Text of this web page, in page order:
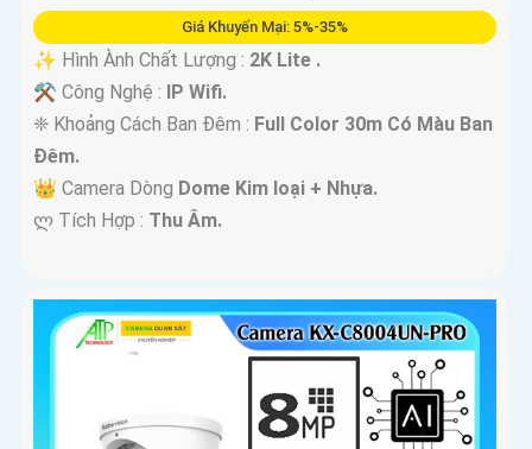
Giá Khuyến Mại: 5%-35%
✨ Hình Ành Chất Lượng : 2K Lite .
⚒ Công Nghệ : IP Wifi.
❈ Khoảng Cách Ban Đêm : Full Color 30m Có Màu Ban
Ðêm.
👑 Camera Dòng Dome Kim loại + Nhựa.
️ლ Tích Hợp : Thu Âm.